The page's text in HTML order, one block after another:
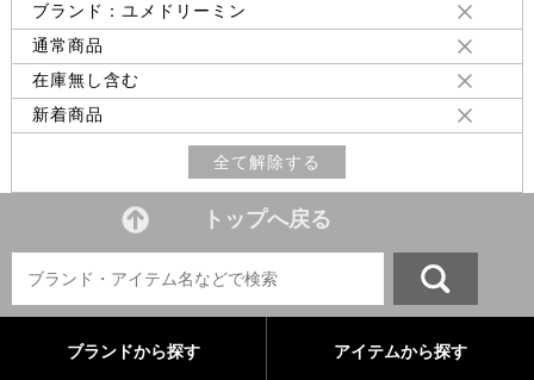
ブランド：ユメドリーミン
通常商品
在庫無し含む
新着商品
全て解除する
トップへ戻る
ブランドから探す アイテムから探す